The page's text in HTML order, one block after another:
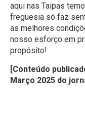
aqui nas Taipas
freguesia só faz
as melhores
nosso esforço em
propósito!
[Conteúdo
Março 2025 do